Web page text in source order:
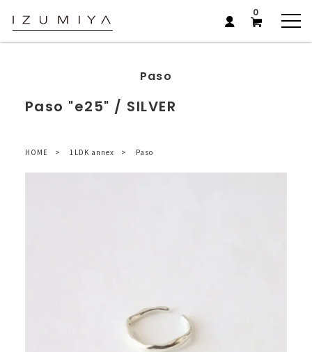
0
Paso
Paso "e25" / SILVER
HOME 1LDK annex Paso